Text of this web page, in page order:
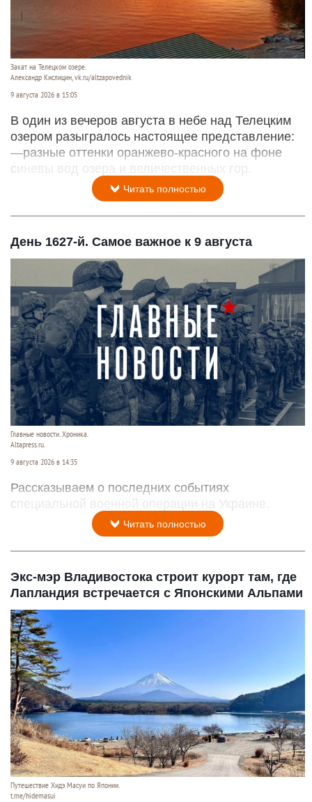
Закат на Телецком озере.
Александр Кислицин, vk.ru/altzapovednik
9 августа 2026 в 15:05
В один из вечеров августа в небе над Телецким
озером разыгралось настоящее представление:
—разные оттенки оранжево-красного на фоне
синевы вод озера и величественных гор.
Читать полностью
День 1627-й. Самое важное к 9 августа
Главные новости. Хроника.
Altapress.ru.
9 августа 2026 в 14:35
Рассказываем о последних событиях
специальной военной операции на Украине.
Читать полностью
Экс-мэр Владивостока строит курорт там, где
Лапландия встречается с Японскими Альпами
Путешествие Хидэ Масуи по Японии.
t.me/hidemasui